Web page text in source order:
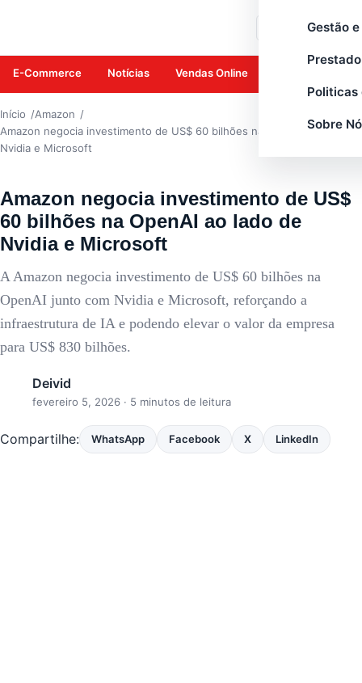
Gestão
Politicas
Sobre
E-Commerce Notícias Vendas Online
Início
Amazon
Amazon negocia investimento de US$ 60 bilhões na OpenAI ao lado de
Nvidia e Microsoft
Amazon negocia investimento de US$
60 bilhões na OpenAI ao lado de
Nvidia e Microsoft
A Amazon negocia investimento de US$ 60 bilhões na
OpenAI junto com Nvidia e Microsoft, reforçando a
infraestrutura de IA e podendo elevar o valor da empresa
para US$ 830 bilhões.
Deivid
fevereiro 5, 2026 · 5 minutos de leitura
Compartilhe: WhatsApp Facebook X LinkedIn